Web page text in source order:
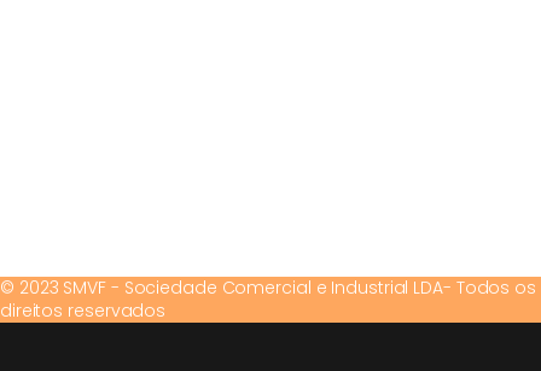
© 2023 SMVF - Sociedade Comercial e Industrial LDA- Todos os
direitos reservados